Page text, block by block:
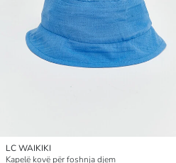
LC WAIKIKI
Kapelë kovë për foshnja djem